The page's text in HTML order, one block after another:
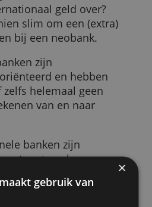
onnodig betaalt voor
Dit kun je het
bankrekeningen
enorm verschillen –
vaker in het buitenland
in het buitenland? Of
geld over?
slim om een (extra)
bij een neobank.